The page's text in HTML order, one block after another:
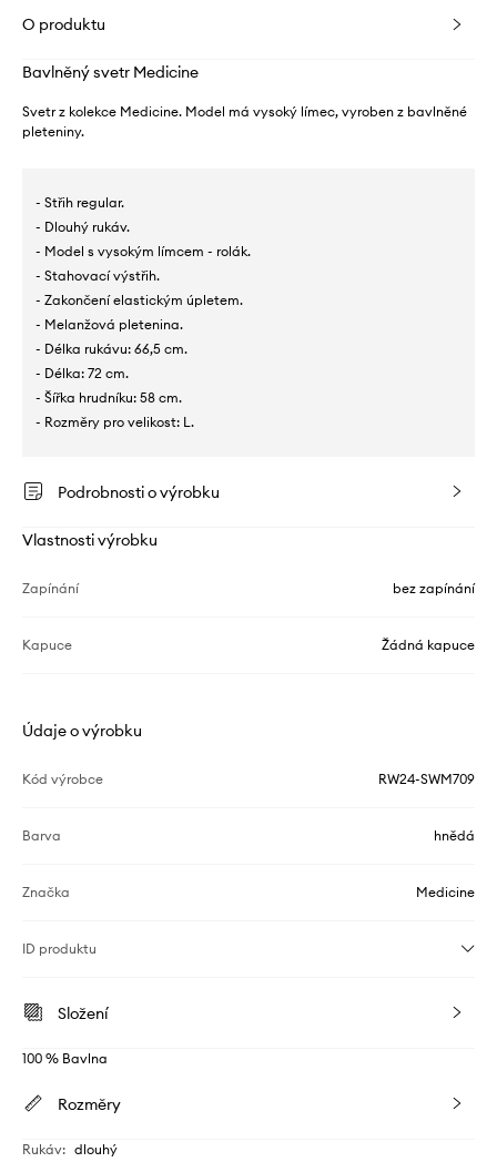
O produktu
Bavlněný svetr Medicine
Svetr z kolekce Medicine. Model má vysoký límec, vyroben z bavlněné
pleteniny.
- Střih regular.
- Dlouhý rukáv.
- Model s vysokým límcem - rolák.
- Stahovací výstřih.
- Zakončení elastickým úpletem.
- Melanžová pletenina.
- Délka rukávu: 66,5 cm.
- Délka: 72 cm.
- Šířka hrudníku: 58 cm.
- Rozměry pro velikost: L.
Podrobnosti o výrobku
Vlastnosti výrobku
Zapínání bez zapínání
Kapuce Žádná kapuce
Údaje o výrobku
Kód výrobce RW24-SWM709
Barva hnědá
Značka Medicine
ID produktu
Složení
100 % Bavlna
Rozměry
Rukáv: dlouhý